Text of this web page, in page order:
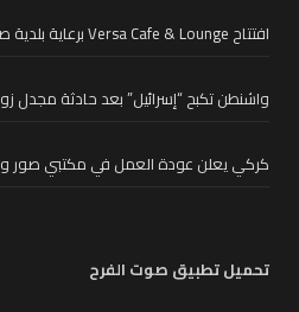
افتتاح Versa Cafe & Lounge برعاية بلدية صور
واشنطن تكبح “إسرائيل” بعد حادثة مجدل
كركي يعلن عودة العمل في مكتبي صور
تحميل تطبيق صوت الفرح